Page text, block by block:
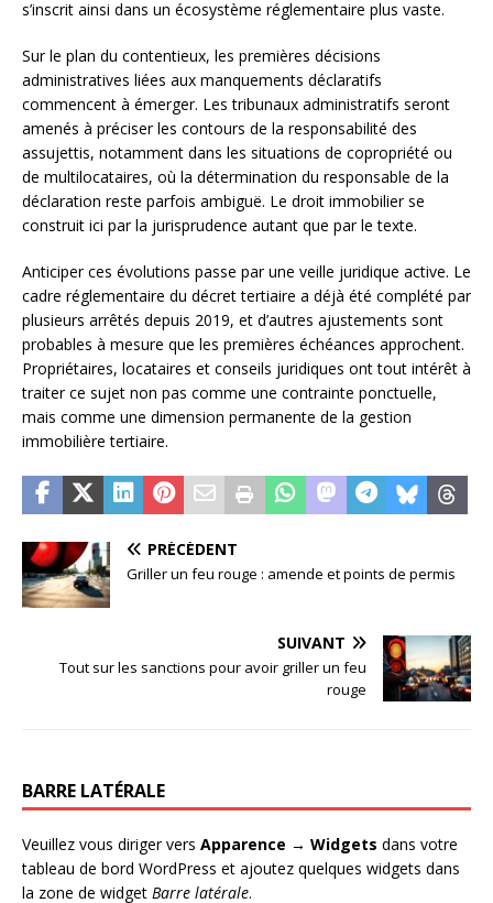
s’inscrit ainsi dans un écosystème réglementaire plus vaste.
Sur le plan du contentieux, les premières décisions
administratives liées aux manquements déclaratifs
commencent à émerger. Les tribunaux administratifs seront
amenés à préciser les contours de la responsabilité des
assujettis, notamment dans les situations de copropriété ou
de multilocataires, où la détermination du responsable de la
déclaration reste parfois ambiguë. Le droit immobilier se
construit ici par la jurisprudence autant que par le texte.
Anticiper ces évolutions passe par une veille juridique active. Le
cadre réglementaire du décret tertiaire a déjà été complété par
plusieurs arrêtés depuis 2019, et d’autres ajustements sont
probables à mesure que les premières échéances approchent.
Propriétaires, locataires et conseils juridiques ont tout intérêt à
traiter ce sujet non pas comme une contrainte ponctuelle,
mais comme une dimension permanente de la gestion
immobilière tertiaire.
PRÉCÉDENT
Griller un feu rouge : amende et points de permis
SUIVANT
Tout sur les sanctions pour avoir griller un feu
rouge
BARRE LATÉRALE
Veuillez vous diriger vers Apparence → Widgets dans votre
tableau de bord WordPress et ajoutez quelques widgets dans
la zone de widget Barre latérale.